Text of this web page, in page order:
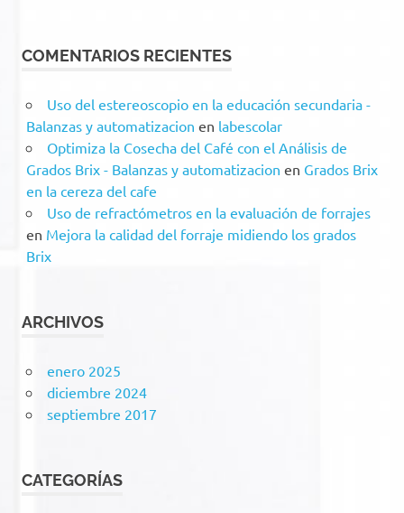
COMENTARIOS RECIENTES
Uso del estereoscopio en la educación secundaria -
Balanzas y automatizacion en labescolar
Optimiza la Cosecha del Café con el Análisis de
Grados Brix - Balanzas y automatizacion en Grados Brix
en la cereza del cafe
Uso de refractómetros en la evaluación de forrajes
en Mejora la calidad del forraje midiendo los grados
Brix
ARCHIVOS
enero 2025
diciembre 2024
septiembre 2017
CATEGORÍAS